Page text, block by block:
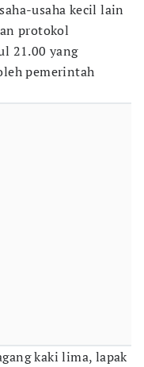
usaha kecil lain
protokol
21.00 yang
pemerintah
kaki lima, lapak